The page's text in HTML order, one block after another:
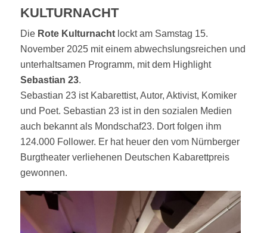
KULTURNACHT
Die Rote Kulturnacht lockt am Samstag 15.
November 2025 mit einem abwechslungsreichen und
unterhaltsamen Programm, mit dem Highlight
Sebastian 23.
Sebastian 23 ist Kabarettist, Autor, Aktivist, Komiker
und Poet. Sebastian 23 ist in den sozialen Medien
auch bekannt als Mondschaf23. Dort folgen ihm
124.000 Follower. Er hat heuer den vom Nürnberger
Burgtheater verliehenen Deutschen Kabarettpreis
gewonnen.